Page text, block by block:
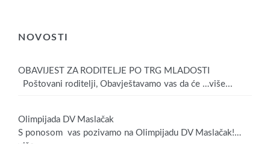
NOVOSTI
OBAVIJEST ZA RODITELJE PO TRG MLADOSTI
Poštovani roditelji, Obavještavamo vas da će …više...
Olimpijada DV Maslačak
S ponosom vas pozivamo na Olimpijadu DV Maslačak!…